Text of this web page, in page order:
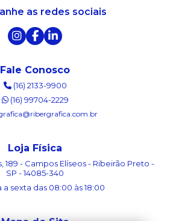
as redes sociais
Fale Conosco
(16) 2133-9900
(16) 99704-2229
Loja Física
189 - Campos Elíseos - Ribeirão Preto -
SP - 14085-340
a sexta das 08:00 às 18:00